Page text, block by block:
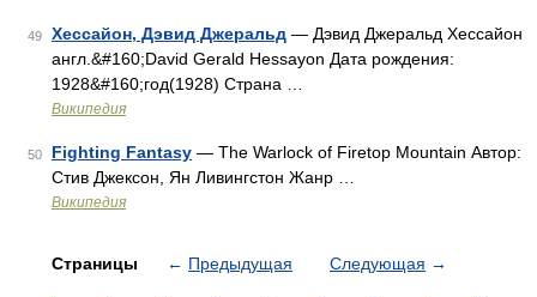
49 Хессайон, Дэвид Джеральд — Дэвид Джеральд Хессайон
англ.&#160;David Gerald Hessayon Дата рождения:
1928&#160;год(1928) Страна …
Википедия
50 Fighting Fantasy — The Warlock of Firetop Mountain Автор:
Стив Джексон, Ян Ливингстон Жанр …
Википедия
Страницы ← Предыдущая Следующая →